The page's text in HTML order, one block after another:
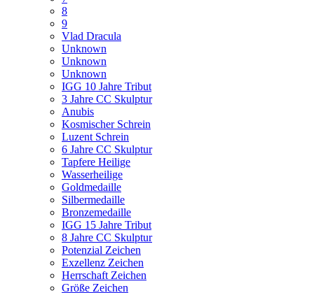
8
9
Vlad Dracula
Unknown
Unknown
Unknown
IGG 10 Jahre Tribut
3 Jahre CC Skulptur
Anubis
Kosmischer Schrein
Luzent Schrein
6 Jahre CC Skulptur
Tapfere Heilige
Wasserheilige
Goldmedaille
Silbermedaille
Bronzemedaille
IGG 15 Jahre Tribut
8 Jahre CC Skulptur
Potenzial Zeichen
Exzellenz Zeichen
Herrschaft Zeichen
Größe Zeichen